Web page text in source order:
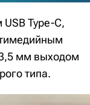
Type-C,
мм выходом
типа.